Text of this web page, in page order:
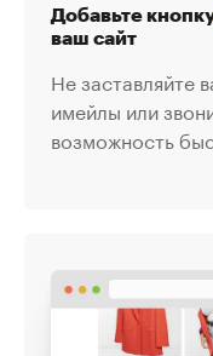
Добавьте
ваш сайт
Не заставляйте
имейлы или
возможность